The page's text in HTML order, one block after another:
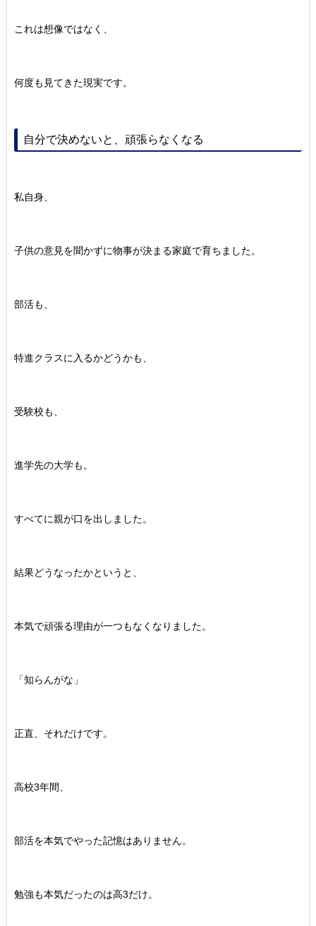
これは想像ではなく、
何度も見てきた現実です。
自分で決めないと、頑張らなくなる
私自身、
子供の意見を聞かずに物事が決まる家庭で育ちました。
部活も、
特進クラスに入るかどうかも、
受験校も、
進学先の大学も。
すべてに親が口を出しました。
結果どうなったかというと、
本気で頑張る理由が一つもなくなりました。
「知らんがな」
正直、それだけです。
高校3年間、
部活を本気でやった記憶はありません。
勉強も本気だったのは高3だけ。